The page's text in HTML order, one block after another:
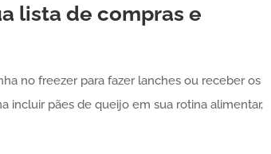
lista de compras e
no freezer para fazer lanches ou receber os
incluir pães de queijo em sua rotina alimentar,